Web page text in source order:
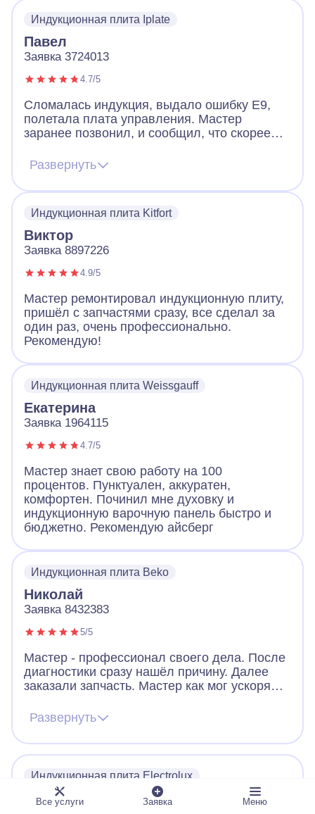
Индукционная плита Iplate
Павел
Заявка 3724013
4.7/5
Сломалась индукция, выдало ошибку Е9,
полетала плата управления. Мастер
заранее позвонил, и сообщил, что скорее
починить и без замены. Цена на платы
начинается от 12к и выше. Мастер приехал,
все продиагностировал и смог починить без
Развернуть
Индукционная плита Kitfort
Виктор
Заявка 8897226
4.9/5
Мастер ремонтировал индукционную плиту,
пришёл с запчастями сразу, все сделал за
один раз, очень профессионально.
Рекомендую!
Индукционная плита Weissgauff
Екатерина
Заявка 1964115
4.7/5
Мастер знает свою работу на 100
процентов. Пунктуален, аккуратен,
комфортен. Починил мне духовку и
индукционную варочную панель быстро и
бюджетно. Рекомендую айсберг
Индукционная плита Beko
Николай
Заявка 8432383
5/5
Мастер - профессионал своего дела. После
диагностики сразу нашёл причину. Далее
заказали запчасть. Мастер как мог ускорял
запчасть, поставили, все работает. Видно,
что человек переживает за клиента. Ещё
дал ценные советы по использованию
посуды для плиты. Огромное спасибо!
Развернуть
Индукционная плита Electrolux
Дмитрий
Все услуги Заявка Меню